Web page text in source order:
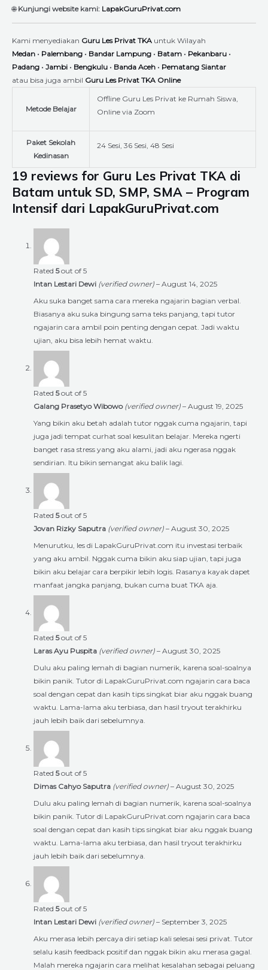
🌐Kunjungi website kami: LapakGuruPrivat.com
Kami menyediakan Guru Les Privat TKA untuk Wilayah
Medan • Palembang • Bandar Lampung • Batam • Pekanbaru •
Padang • Jambi • Bengkulu • Banda Aceh • Pematang Siantar
atau bisa juga ambil Guru Les Privat TKA Online
Metode Belajar
Offline Guru Les Privat ke Rumah Siswa,
Online via Zoom
Paket Sekolah
Kedinasan
24 Sesi, 36 Sesi, 48 Sesi
19 reviews for Guru Les Privat TKA di
Batam untuk SD, SMP, SMA – Program
Intensif dari LapakGuruPrivat.com
Rated 5out of 5
Intan Lestari Dewi (verified owner) – August 14, 2025
Aku suka banget sama cara mereka ngajarin bagian verbal.
Biasanya aku suka bingung sama teks panjang, tapi tutor
ngajarin cara ambil poin penting dengan cepat. Jadi waktu
ujian, aku bisa lebih hemat waktu.
Rated 5out of 5
Galang Prasetyo Wibowo (verified owner) – August 19, 2025
Yang bikin aku betah adalah tutor nggak cuma ngajarin, tapi
juga jadi tempat curhat soal kesulitan belajar. Mereka ngerti
banget rasa stress yang aku alami, jadi aku ngerasa nggak
sendirian. Itu bikin semangat aku balik lagi.
Rated 5out of 5
Jovan Rizky Saputra (verified owner) – August 30, 2025
Menurutku, les di LapakGuruPrivat.com itu investasi terbaik
yang aku ambil. Nggak cuma bikin aku siap ujian, tapi juga
bikin aku belajar cara berpikir lebih logis. Rasanya kayak dapet
manfaat jangka panjang, bukan cuma buat TKA aja.
Rated 5out of 5
Laras Ayu Puspita (verified owner) – August 30, 2025
Dulu aku paling lemah di bagian numerik, karena soal-soalnya
bikin panik. Tutor di LapakGuruPrivat.com ngajarin cara baca
soal dengan cepat dan kasih tips singkat biar aku nggak buang
waktu. Lama-lama aku terbiasa, dan hasil tryout terakhirku
jauh lebih baik dari sebelumnya.
Rated 5out of 5
Dimas Cahyo Saputra (verified owner) – August 30, 2025
Dulu aku paling lemah di bagian numerik, karena soal-soalnya
bikin panik. Tutor di LapakGuruPrivat.com ngajarin cara baca
soal dengan cepat dan kasih tips singkat biar aku nggak buang
waktu. Lama-lama aku terbiasa, dan hasil tryout terakhirku
jauh lebih baik dari sebelumnya.
Rated 5out of 5
Intan Lestari Dewi (verified owner) – September 3, 2025
Aku merasa lebih percaya diri setiap kali selesai sesi privat. Tutor
selalu kasih feedback positif dan nggak bikin aku merasa gagal.
Malah mereka ngajarin cara melihat kesalahan sebagai peluang